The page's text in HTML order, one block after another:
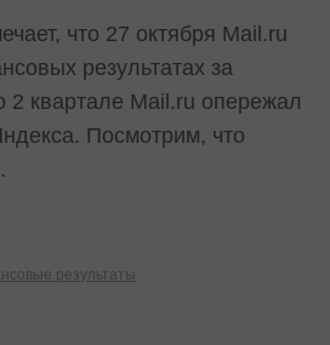
что 27 октября Mail.ru
результатах за
2 квартале Mail.ru опережал
Посмотрим, что
результаты